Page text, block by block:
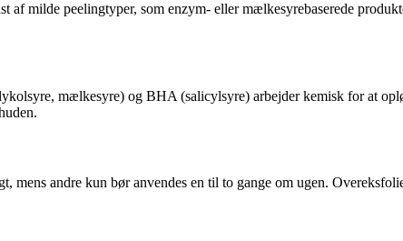
af milde peelingtyper, som enzym- eller mælkesyrebaserede
mælkesyre) og BHA (salicylsyre) arbejder kemisk for at
mens andre kun bør anvendes en til to gange om ugen.